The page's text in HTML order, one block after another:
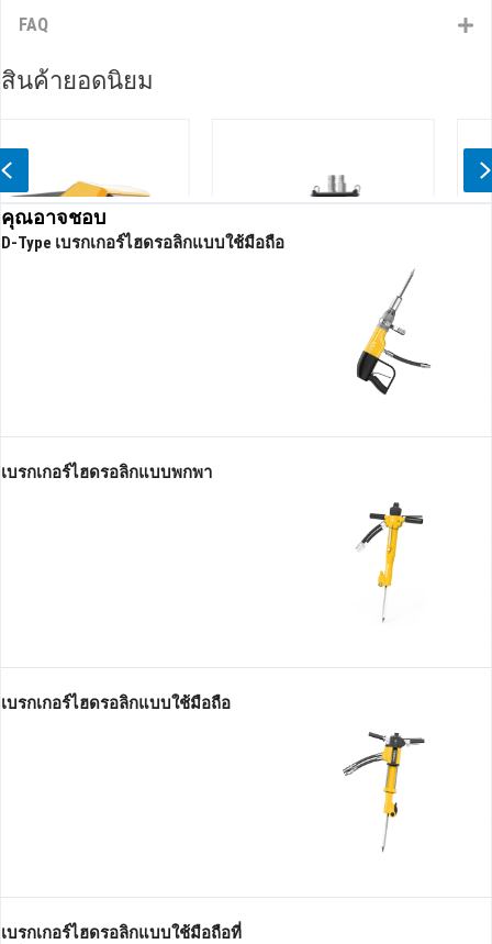
FAQ
สินค้ายอดนิยม
ปั๊มถนนลาดยางไฮดรอลิก
ประสิทธิภาพสูง
Previous
คุณอาจชอบ
D-Type เบรกเกอร์ไฮดรอลิกแบบใช้มือถือ
เบรกเกอร์ไฮดรอลิกแบบพกพา
เบรกเกอร์ไฮดรอลิกแบบใช้มือถือ
เบรกเกอร์ไฮดรอลิกแบบใช้มือถือที่